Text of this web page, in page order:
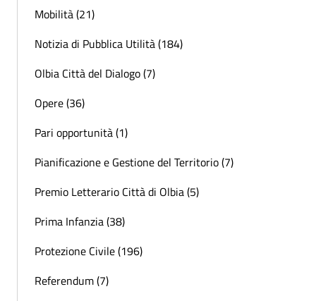
Mobilità (21)
Notizia di Pubblica Utilità (184)
Olbia Città del Dialogo (7)
Opere (36)
Pari opportunità (1)
Pianificazione e Gestione del Territorio (7)
Premio Letterario Città di Olbia (5)
Prima Infanzia (38)
Protezione Civile (196)
Referendum (7)